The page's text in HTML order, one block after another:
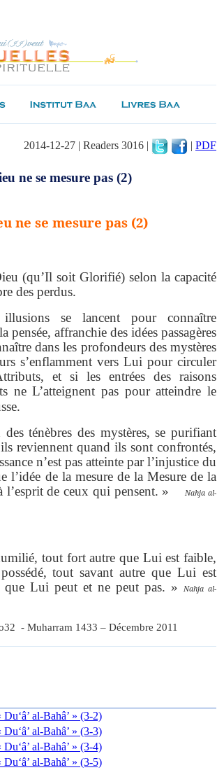
2014-12-27 | Readers 3016 | | PDF
ne se mesure pas (2)
ne se mesure pas (2)
(qu’Il soit Glorifié) selon la capacité
des perdus.
se lancent pour connaître
pensée, affranchie des idées passagères
dans les profondeurs des mystères
s’enflamment vers Lui pour circuler
et si les entrées des raisons
ne L’atteignent pas pour atteindre le
ténèbres des mystères, se purifiant
reviennent quand ils sont confrontés,
n’est pas atteinte par l’injustice du
l’idée de la mesure de la Mesure de la
l’esprit de ceux qui pensent. »
Nahja al-
tout fort autre que Lui est faible,
tout savant autre que Lui est
que Lui peut et ne peut pas. »
Nahja al-
- Muharram 1433 – Décembre 2011
al-Bahâ’ » (3-2)
al-Bahâ’ » (3-3)
al-Bahâ’ » (3-4)
al-Bahâ’ » (3-5)